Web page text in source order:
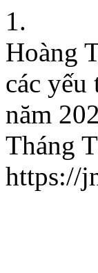
1.
Hoàng
các
năm
Tháng
https://